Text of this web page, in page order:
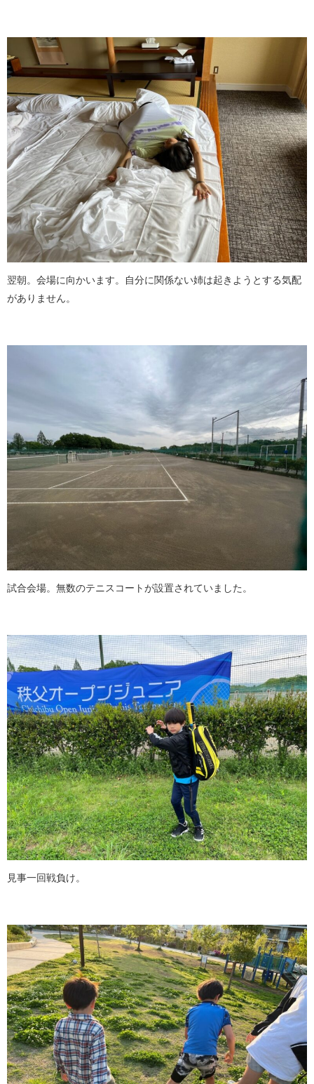
翌朝。会場に向かいます。自分に関係ない姉は起きようとする気配
がありません。
試合会場。無数のテニスコートが設置されていました。
見事一回戦負け。